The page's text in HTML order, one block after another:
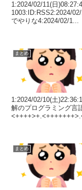
1:2024/02/11(日
1003:ID:RSS2:2024/
でやりな4:2024/02/1...
まとめ
1:2024/02/10(土
解のプログラミング言
まとめ